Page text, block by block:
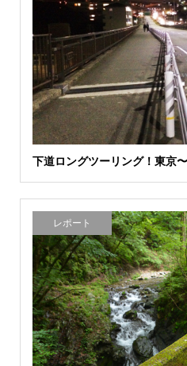
下道ロングツーリング！東京
レポート